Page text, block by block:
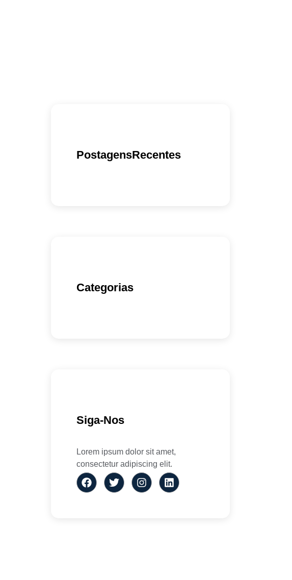
PostagensRecentes
Categorias
Siga-Nos
Lorem ipsum dolor sit amet,
consectetur adipiscing elit.